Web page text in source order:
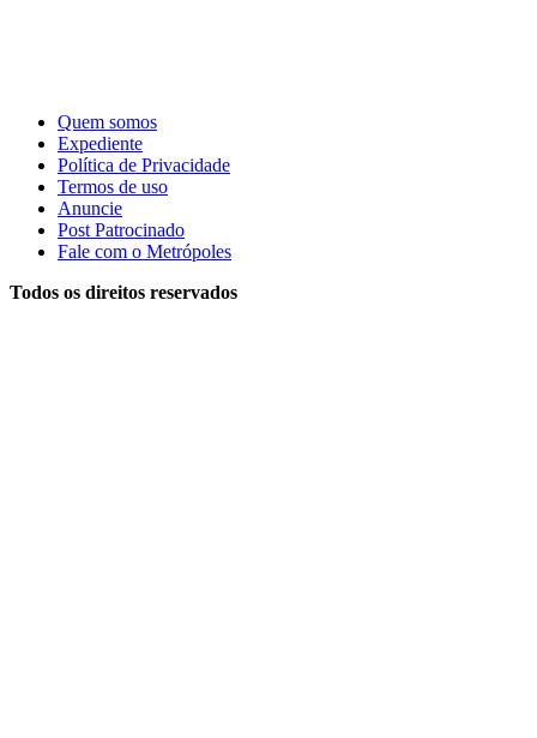
Quem somos
Expediente
Política de Privacidade
Termos de uso
Anuncie
Post Patrocinado
Fale com o Metrópoles
Todos os direitos reservados